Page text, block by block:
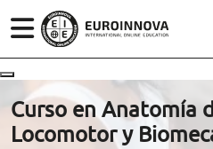
ÁREAS
ESTUDIOS
CONTACTO
(+34)958 050 200(gratuito en
Curso en Anatomía
Locomotor y